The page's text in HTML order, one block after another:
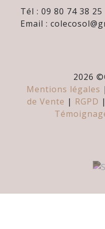
Tél : 09 80 74 38 25
Email :
2026 ©
Mentions légales |
de Vente | RGPD |